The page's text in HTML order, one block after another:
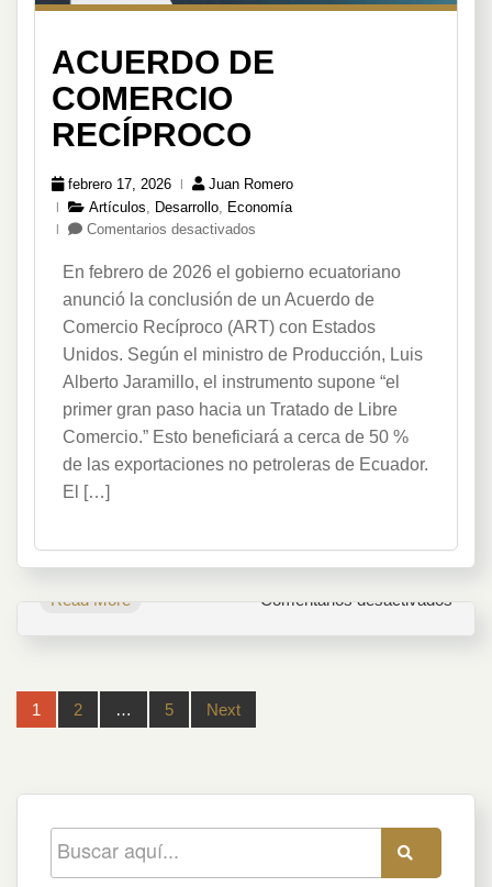
ACUERDO DE
COMERCIO
RECÍPROCO
febrero 17, 2026
Juan Romero
Artículos
Desarrollo Economía
Comentarios desactivados
de
Comercio
En febrero de 2026 el gobierno ecuatoriano
anunció la conclusión de un Acuerdo de
Comercio Recíproco (ART) con Estados
Unidos. Según el ministro de Producción, Luis
Alberto Jaramillo, el instrumento supone “el
primer gran paso hacia un Tratado de Libre
Comercio.” Esto beneficiará a cerca de 50 %
de las exportaciones no petroleras de Ecuador.
El […]
Read More Comentarios desactivados
Post
1 2 … 5 Next